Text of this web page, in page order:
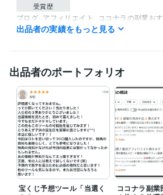
受賞歴
ブログ アフィリエイト
ココナラの副業お
得！
資格・検定
SQL:5年MySQL:5年
ビジネス・クリエイティブツール
WordPress:6年Excel:10年
Google サイト:6
Google スプレッドシート:5年 Google ドキ
PowerPoint:15年Word:16年 Google
CapCut:3年iMovie:3年Vrew:3年Canva:3年
その他ツール
出品者の実績をもっと見る
出品者のポートフォリオ
宝くじ予想ツール「当選く
ココナラ副業